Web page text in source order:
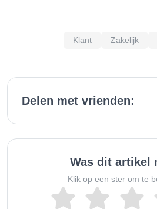
Klant Zakelijk
Delen met vrienden:
Was dit artikel
Klik op een ster om te